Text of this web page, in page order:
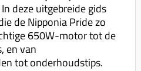
deze uitgebreide gids
de Nipponia Pride zo
650W-motor tot de
en van
tot onderhoudstips.